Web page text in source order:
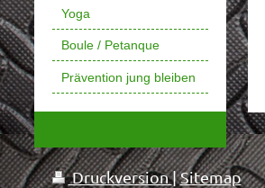
Yoga
Boule / Petanque
Prävention jung bleiben
Druckversion| Sitemap